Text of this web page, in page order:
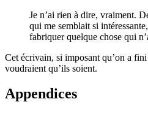
Je n’ai rien à dire, vraiment.
qui me semblait si
fabriquer quelque chose qui
Cet écrivain, si imposant qu’on a
voudraient qu’ils soient.
Appendices